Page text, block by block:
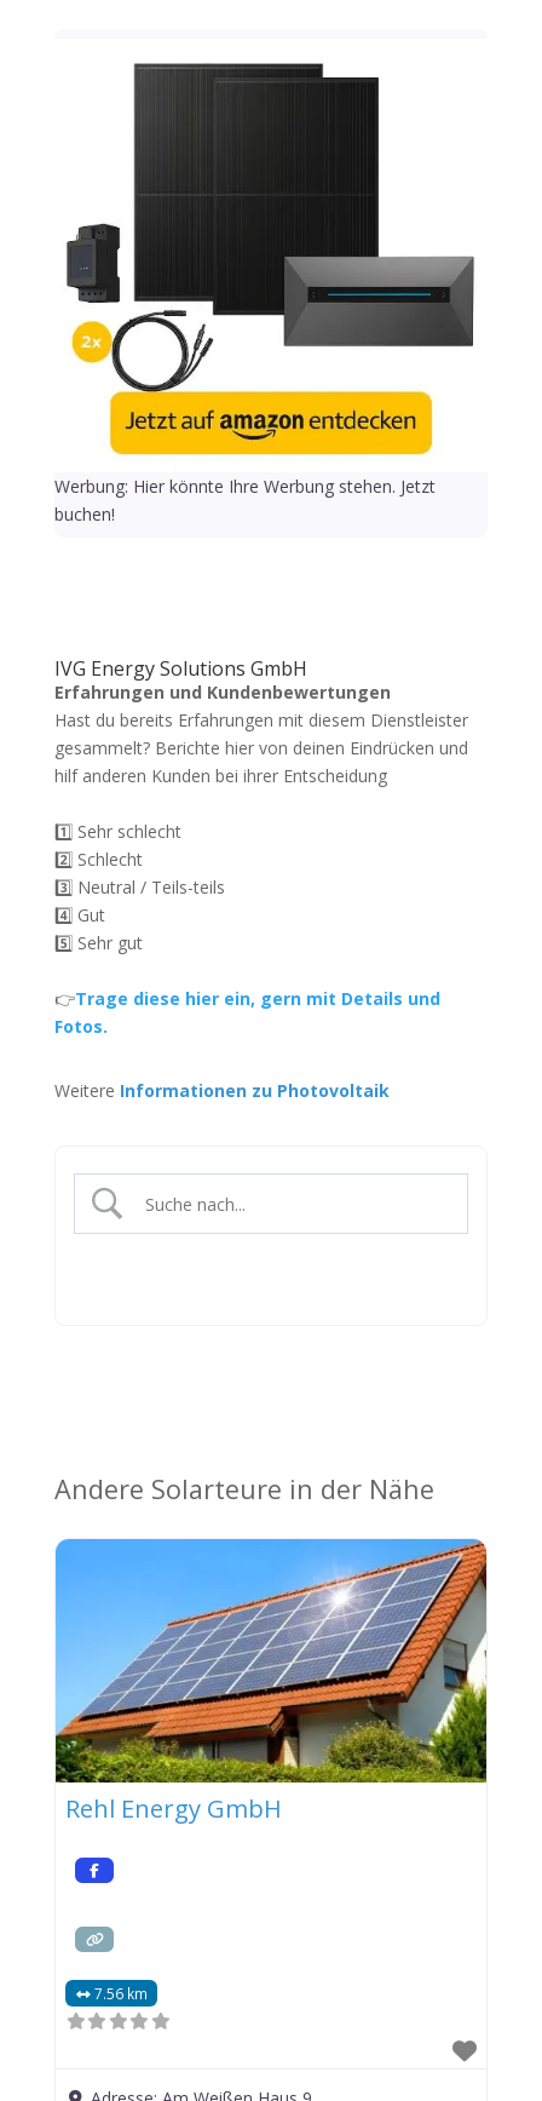
Werbung: Hier könnte Ihre Werbung stehen. Jetzt
buchen!
IVG Energy Solutions GmbH
Erfahrungen und Kundenbewertungen
Hast du bereits Erfahrungen mit diesem Dienstleister
gesammelt? Berichte hier von deinen Eindrücken und
hilf anderen Kunden bei ihrer Entscheidung
1️⃣ Sehr schlecht
2️⃣ Schlecht
3️⃣ Neutral / Teils-teils
4️⃣ Gut
5️⃣ Sehr gut
👉Trage diese hier ein, gern mit Details und
Fotos.
Weitere Informationen zu Photovoltaik
Andere Solarteure in der Nähe
Rehl Energy GmbH
7.56 km